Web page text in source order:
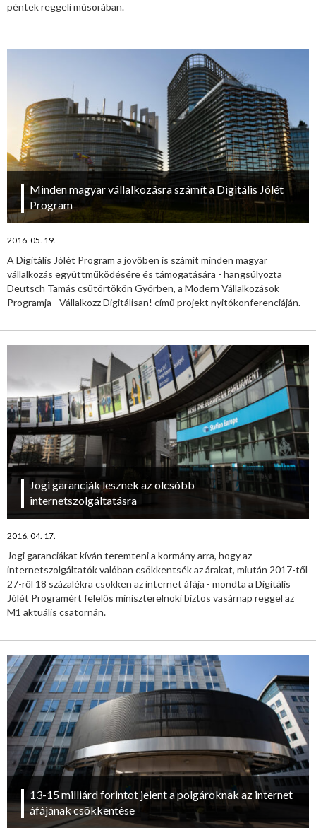
péntek reggeli műsorában.
Minden magyar vállalkozásra számít a Digitális Jólét
Program
2016. 05. 19.
A Digitális Jólét Program a jövőben is számít minden magyar
vállalkozás együttműködésére és támogatására - hangsúlyozta
Deutsch Tamás csütörtökön Győrben, a Modern Vállalkozások
Programja - Vállalkozz Digitálisan! című projekt nyitókonferenciáján.
Jogi garanciák lesznek az olcsóbb
internetszolgáltatásra
2016. 04. 17.
Jogi garanciákat kíván teremteni a kormány arra, hogy az
internetszolgáltatók valóban csökkentsék az árakat, miután 2017-től
27-ről 18 százalékra csökken az internet áfája - mondta a Digitális
Jólét Programért felelős miniszterelnöki biztos vasárnap reggel az
M1 aktuális csatornán.
13-15 milliárd forintot jelent a polgároknak az internet
áfájának csökkentése